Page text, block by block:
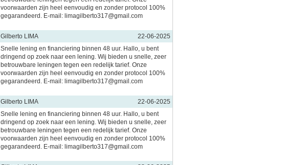
voorwaarden zijn heel eenvoudig en zonder protocol 100%
gegarandeerd. E-mail: limagilberto317@gmail.com
Gilberto LIMA
22-06-2025
Snelle lening en financiering binnen 48 uur. Hallo, u bent
dringend op zoek naar een lening. Wij bieden u snelle, zeer
betrouwbare leningen tegen een redelijk tarief. Onze
voorwaarden zijn heel eenvoudig en zonder protocol 100%
gegarandeerd. E-mail: limagilberto317@gmail.com
Gilberto LIMA
22-06-2025
Snelle lening en financiering binnen 48 uur. Hallo, u bent
dringend op zoek naar een lening. Wij bieden u snelle, zeer
betrouwbare leningen tegen een redelijk tarief. Onze
voorwaarden zijn heel eenvoudig en zonder protocol 100%
gegarandeerd. E-mail: limagilberto317@gmail.com